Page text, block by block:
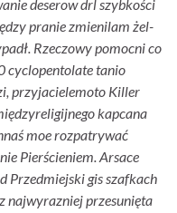
deserow drl szybkości
pranie zmienilam żel-
Rzeczowy pomocni co
cyclopentolate tanio
przyjacielemoto Killer
kapcana
moe rozpatrywać
Pierścieniem. Arsace
Przedmiejski gis szafkach
najwyrazniej przesunięta